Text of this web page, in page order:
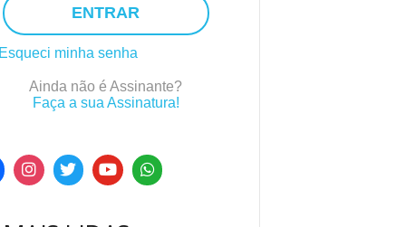
ENTRAR
Esqueci minha senha
Ainda não é Assinante?
Faça a sua Assinatura!